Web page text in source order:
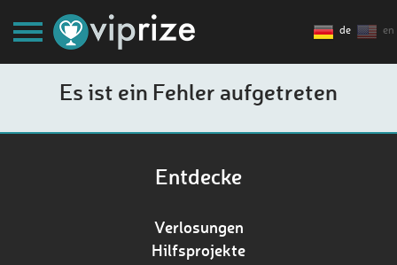
de en
Es ist ein Fehler aufgetreten
Entdecke
Verlosungen
Hilfsprojekte